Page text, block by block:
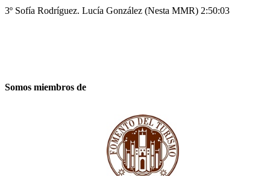
3º Sofía Rodríguez. Lucía González (Nesta MMR) 2:50:03
Somos miembros de